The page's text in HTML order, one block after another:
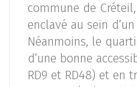
commune de
enclavé au sein
Néanmoins, le
d’une bonne
RD9 et RD48) et en